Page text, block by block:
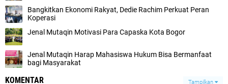
Bangkitkan Ekonomi Rakyat, Dedie Rachim Perkuat Peran
Koperasi
Jenal Mutaqin Motivasi Para Capaska Kota Bogor
Jenal Mutaqin Harap Mahasiswa Hukum Bisa Bermanfaat
bagi Masyarakat
KOMENTAR Tampilkan